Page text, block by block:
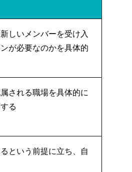
しいメンバーを受け入
が必要なのかを具体的
される職場を具体的に
る
という前提に立ち、自